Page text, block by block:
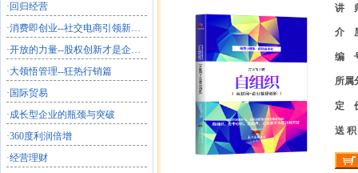
· 回归经营
·消费即创业--社交电商引领新商业文明
·开放的力量--股权创新才是企业的终极共创
·大领悟管理--狂热行销篇
· 国际贸易
·成长型企业的瓶颈与突破
·360度利润倍增
·经营理财
讲
介
编
所属
定
送